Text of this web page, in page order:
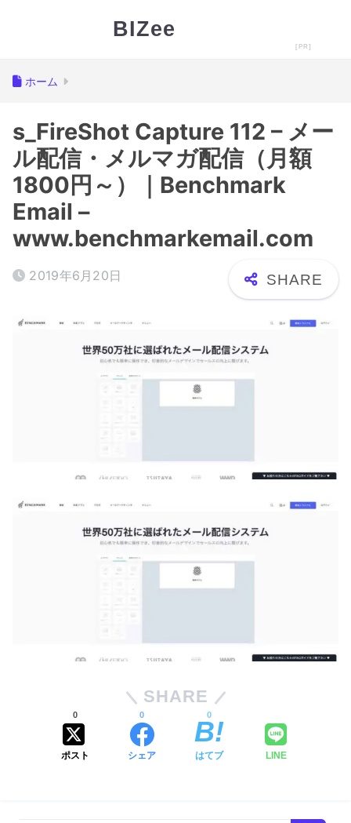
BIZee
ホーム
s_FireShot Capture 112 – メー
ル配信・メルマガ配信（月額
1800円～）｜Benchmark
Email –
www.benchmarkemail.com
2019年6月20日
SHARE
ポスト
0
シェア
0
はてブ
0
LINE